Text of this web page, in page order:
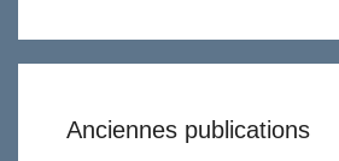
Anciennes publications